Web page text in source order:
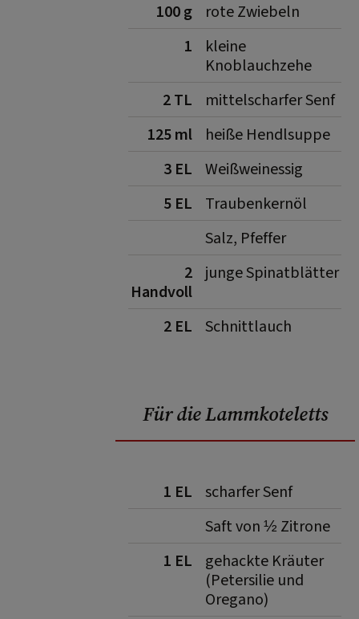
100 g
rote Zwiebeln
1
kleine
Knoblauchzehe
2 TL
mittelscharfer Senf
125 ml
heiße Hendlsuppe
3 EL
Weißweinessig
5 EL
Traubenkernöl
Salz, Pfeffer
2
Handvoll
junge Spinatblätter
2 EL Schnittlauch
Für die Lammkoteletts
1 EL
scharfer Senf
Saft von ½ Zitrone
1 EL
gehackte Kräuter
(Petersilie und
Oregano)